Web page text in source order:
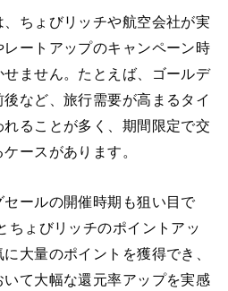
ちょびリッチや航空会社が実
ートアップのキャンペーン時
ません。たとえば、ゴールデ
など、旅行需要が高まるタイ
ることが多く、期間限定で交
ースがあります。
ールの開催時期も狙い目で
ちょびリッチのポイントアッ
大量のポイントを獲得でき、
て大幅な還元率アップを実感